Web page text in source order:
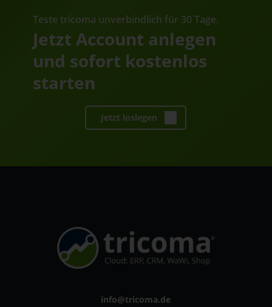
Teste tricoma unverbindlich für 30 Tage.
Jetzt Account anlegen
und sofort kostenlos
starten
Jetzt loslegen
info@tricoma.de